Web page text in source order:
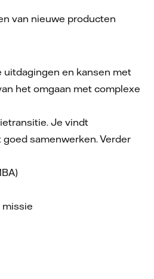
van nieuwe producten
uitdagingen en kansen met
het omgaan met complexe
Je vindt
samenwerken. Verder